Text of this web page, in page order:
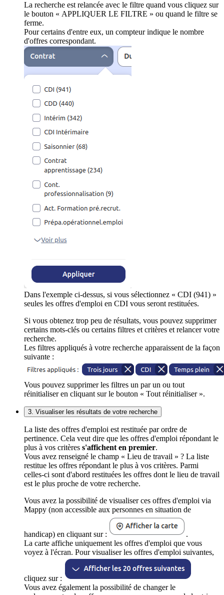
La recherche est relancée avec le filtre quand vous cliquez sur
le bouton « APPLIQUER LE FILTRE » ou quand le filtre se
ferme.
Pour certains d'entre eux, un compteur indique le nombre
d'offres correspondant.
Dans l'exemple ci-dessus, si vous sélectionnez « CDI (941) »
seules les offres d'emploi en CDI vous seront restituées.
Si vous obtenez trop peu de résultats, vous pouvez supprimer
certains mots-clés ou certains filtres et critères et relancer votre
recherche.
Les filtres appliqués à votre recherche apparaissent de la façon
suivante :
Vous pouvez supprimer les filtres un par un ou tout
réinitialiser en cliquant sur le bouton « Tout réinitialiser ».
3. Visualiser les résultats de votre recherche
La liste des offres d'emploi est restituée par ordre de
pertinence. Cela veut dire que les offres d'emploi répondant le
plus à vos critères s'affichent en premier.
Vous avez renseigné le champ « Lieu de travail » ? La liste
restitue les offres répondant le plus à vos critères. Parmi
celles-ci sont d'abord restituées les offres dont le lieu de travail
est le plus proche de votre recherche.
Vous avez la possibilité de visualiser ces offres d'emploi via
Mappy (non accessible aux personnes en situation de
handicap) en cliquant sur :
.
La carte affiche uniquement les offres d'emploi que vous
voyez à l'écran. Pour visualiser les offres d'emploi suivantes,
cliquez sur :
Vous avez également la possibilité de changer le